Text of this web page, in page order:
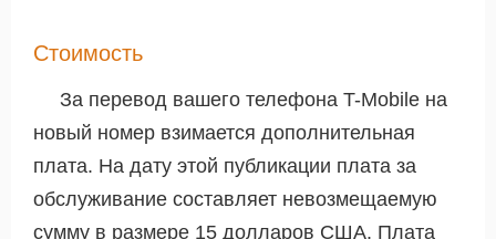
Стоимость
За перевод вашего телефона T-Mobile на
новый номер взимается дополнительная
плата. На дату этой публикации плата за
обслуживание составляет невозмещаемую
сумму в размере 15 долларов США. Плата